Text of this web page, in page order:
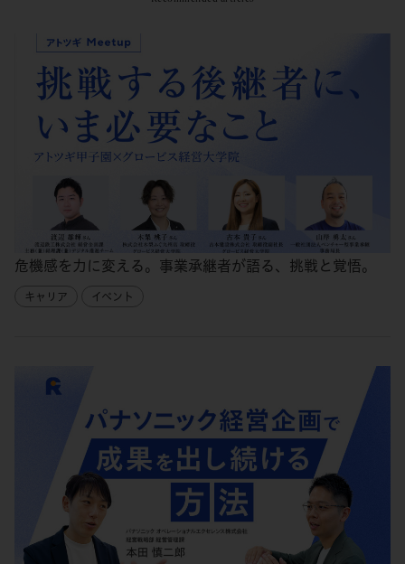
危機感を力に変える。事業承継者が語る、挑戦と覚悟。
キャリア イベント